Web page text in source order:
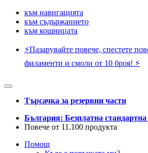
към навигацията
към съдържанието
към кошницата
⚡️Пазарувайте повече, спестете
филаменти и смоли от 10 броя! ⚡️
Търсачка за резервни части
България: Безплатна стандартна
Повече от 11.100 продукта
Помощ